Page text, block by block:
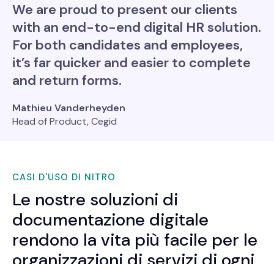
We are proud to present our clients
with an end-to-end digital HR solution.
For both candidates and employees,
it’s far quicker and easier to complete
and return forms.
Mathieu Vanderheyden
Head of Product, Cegid
CASI D'USO DI NITRO
Le nostre soluzioni di
documentazione digitale
rendono la vita più facile per le